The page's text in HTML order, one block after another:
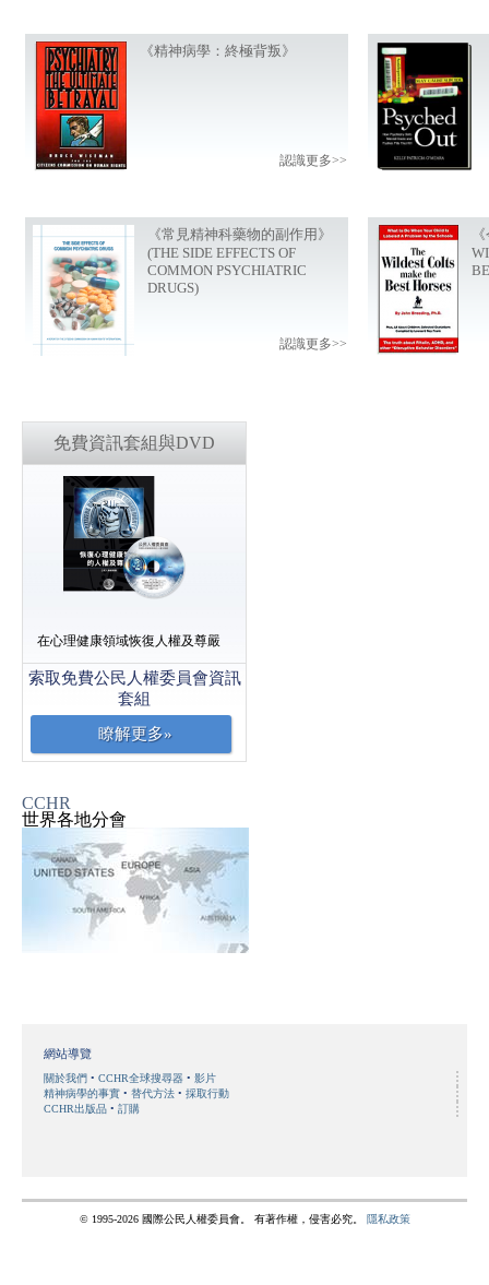
免費資訊套組與DVD
在心理健康領域恢復人權及尊嚴
索取免費公民人權委員會資訊
套組
瞭解更多»
CCHR
世界各地分會
《精神病學：終極背叛》
認識更多>>
《常見精神科藥物的副作用》
(THE SIDE EFFECTS OF
COMMON PSYCHIATRIC
DRUGS)
認識更多>>
網站導覽
關於我們 CCHR全球搜尋器
影片
精神病學的事實
替代方法
採取行動
CCHR出版品
訂購
© 1995-2026 國際公民人權委員會。 有著作權，侵害必究。 隱私政策